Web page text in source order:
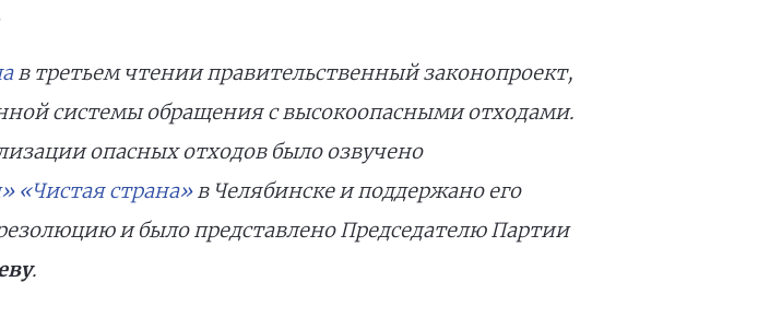
в третьем чтении правительственный законопроект,
системы обращения с высокоопасными отходами.
опасных отходов было озвучено
«Чистая страна»в Челябинске и поддержано его
и было представлено Председателю Партии
.